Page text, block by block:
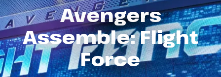
Avengers
Assemble: Flight
Force